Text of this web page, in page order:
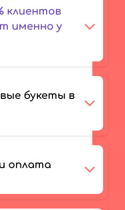
клиентов
именно у
букеты в
оплата